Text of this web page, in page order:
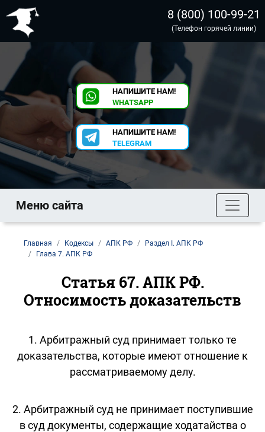
8 (800) 100-99-21
(Телефон горячей линии)
НАПИШИТЕ НАМ!
WHATSAPP
НАПИШИТЕ НАМ!
TELEGRAM
Меню сайта
Главная Кодексы АПК РФ
Раздел I. АПК РФ
Глава 7. АПК РФ
Статья 67. АПК РФ.
Относимость доказательств
1. Арбитражный суд принимает только те
доказательства, которые имеют отношение к
рассматриваемому делу.
2. Арбитражный суд не принимает поступившие
в суд документы, содержащие ходатайства о